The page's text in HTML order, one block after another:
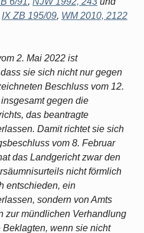
IX ZB 195/09, WM 2010, 2122
2. Mai 2022 ist
sie sich nicht nur gegen
Beschluss vom 12.
gegen die
das beantragte
Damit richtet sie sich
vom 8. Februar
das Landgericht zwar den
nicht förmlich
entschieden, ein
sondern von Amts
zur mündlichen Verhandlung
wenn sie nicht